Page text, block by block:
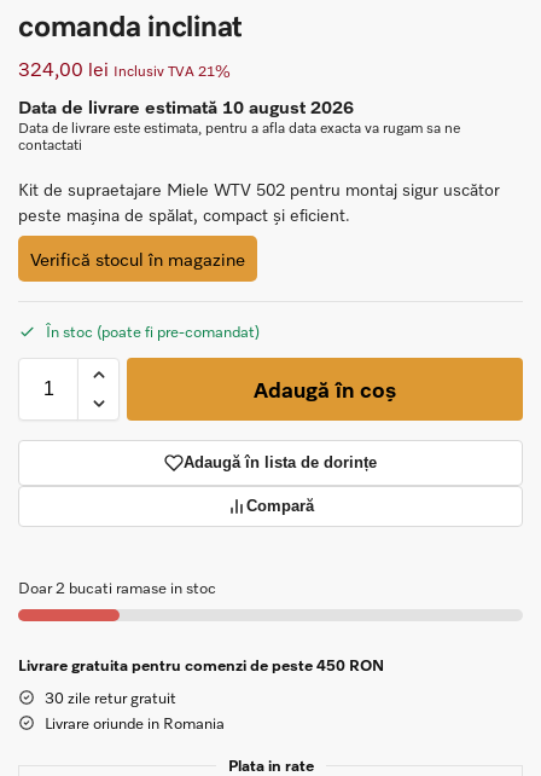
comanda inclinat
324,00 lei Inclusiv TVA 21%
Data de livrare estimată 10 august 2026
Data de livrare este estimata, pentru a afla data exacta va rugam sa ne
contactati
Kit de supraetajare Miele WTV 502 pentru montaj sigur uscător
peste mașina de spălat, compact și eficient.
Verifică stocul în magazine
În stoc (poate fi pre-comandat)
Adaugă în coș
Adaugă în lista de dorințe
Compară
Doar 2 bucati ramase in stoc
Livrare gratuita pentru comenzi de peste 450 RON
30 zile retur gratuit
Livrare oriunde in Romania
Plata in rate